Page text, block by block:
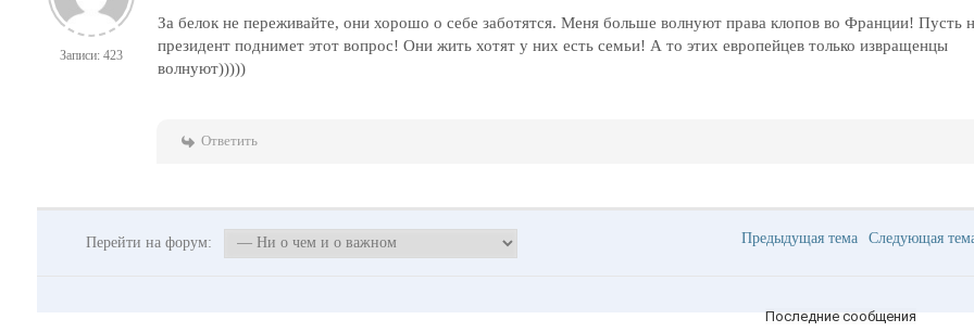
Записи: 423
За белок не переживайте, они хорошо о себе заботятся. Меня больше волнуют права клопов во Франции! Пусть
президент поднимет этот вопрос! Они жить хотят у них есть семьи! А то этих европейцев только извращенцы
волнуют)))))
Ответить
Перейти на форум: Предыдущая тема Следующая
Последние сообщения